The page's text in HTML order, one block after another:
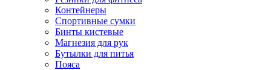
Контейнеры
Спортивные сумки
Бинты кистевые
Магнезия для рук
Бутылки для питья
Пояса